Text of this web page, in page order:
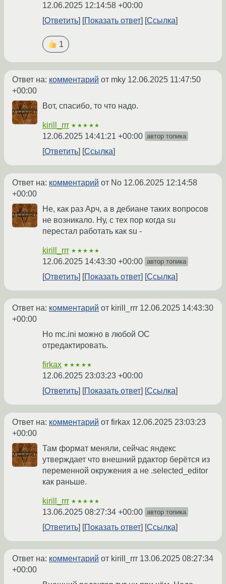
12.06.2025 12:14:58 +00:00
Ответить
Показать ответ Ссылка
1
Ответ на: комментарий от mky 12.06.2025 11:47:50
+00:00
Вот, спасибо, то что надо.
kirill_rrr ★★★★★
12.06.2025 14:41:21 +00:00 автор топика
Ответить Ссылка
Ответ на: комментарий от No 12.06.2025 12:14:58
+00:00
Не, как раз Арч, а в дебиане таких вопросов
не возникало. Ну, с тех пор когда su
перестал работать как su -
kirill_rrr ★★★★★
12.06.2025 14:43:30 +00:00 автор топика
Ответить Показать ответ Ссылка
Ответ на: комментарий от kirill_rrr 12.06.2025 14:43:30
+00:00
Но mc.ini можно в любой ОС
отредактировать.
firkax ★★★★★
12.06.2025 23:03:23 +00:00
Ответить
Показать ответ Ссылка
Ответ на: комментарий от firkax 12.06.2025 23:03:23
+00:00
Там формат меняли, сейчас яндекс
утверждает что внешний рдактор берётся из
переменной окружения а не .selected_editor
как раньше.
kirill_rrr ★★★★★
13.06.2025 08:27:34 +00:00 автор топика
Ответить Показать ответ Ссылка
Ответ на: комментарий от kirill_rrr 13.06.2025 08:27:34
+00:00